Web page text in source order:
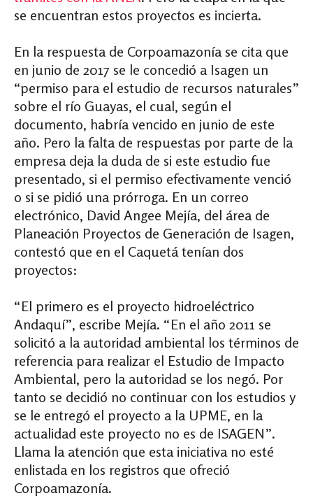
se encuentran estos proyectos es incierta.
En la respuesta de Corpoamazonía se cita que
en junio de 2017 se le concedió a Isagen un
“permiso para el estudio de recursos naturales”
sobre el río Guayas, el cual, según el
documento, habría vencido en junio de este
año. Pero la falta de respuestas por parte de la
empresa deja la duda de si este estudio fue
presentado, si el permiso efectivamente venció
o si se pidió una prórroga. En un correo
electrónico, David Angee Mejía, del área de
Planeación Proyectos de Generación de Isagen,
contestó que en el Caquetá tenían dos
proyectos:
“El primero es el proyecto hidroeléctrico
Andaquí”, escribe Mejía. “En el año 2011 se
solicitó a la autoridad ambiental los términos de
referencia para realizar el Estudio de Impacto
Ambiental, pero la autoridad se los negó. Por
tanto se decidió no continuar con los estudios y
se le entregó el proyecto a la UPME, en la
actualidad este proyecto no es de ISAGEN”.
Llama la atención que esta iniciativa no esté
enlistada en los registros que ofreció
Corpoamazonía.